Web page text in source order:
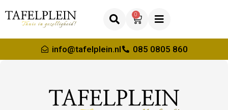
0
info@tafelplein.nl 085 0805 860